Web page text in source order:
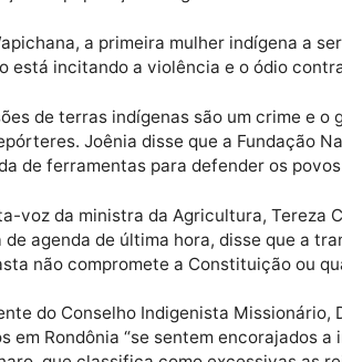
que operariam em suas terras.
sua cultura.
a produção agrícola de grande
especial da Organização das
à população indígena.
Wapichana, a primeira mulher
está incitando a violência e o